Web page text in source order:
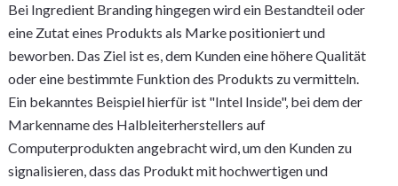
Bei Ingredient Branding hingegen wird ein Bestandteil oder
eine Zutat eines Produkts als Marke positioniert und
beworben. Das Ziel ist es, dem Kunden eine höhere Qualität
oder eine bestimmte Funktion des Produkts zu vermitteln.
Ein bekanntes Beispiel hierfür ist "Intel Inside", bei dem der
Markenname des Halbleiterherstellers auf
Computerprodukten angebracht wird, um den Kunden zu
signalisieren, dass das Produkt mit hochwertigen und